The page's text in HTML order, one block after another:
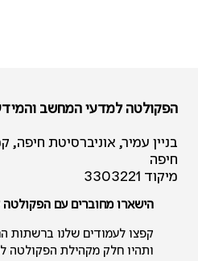
הפקולטה למדעי המחשב
חיפה
מיקוד 3303221
הישארו מחוברים עם
קפצו לעמודים שלנו ברשתות
ותהיו חלק מקהילת הפקולטה